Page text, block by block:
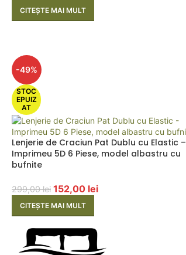
CITEȘTE MAI MULT
-49%
STOC
EPUIZ
AT
Lenjerie de Craciun Pat Dublu cu Elastic –
Imprimeu 5D 6 Piese, model albastru cu
bufnite
299,00lei 152,00 lei
CITEȘTE MAI MULT